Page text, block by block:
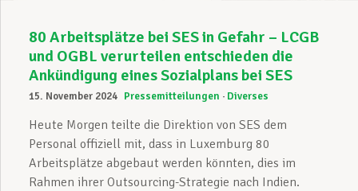
80 Arbeitsplätze bei SES in Gefahr – LCGB
und OGBL verurteilen entschieden die
Ankündigung eines Sozialplans bei SES
15. November 2024 Pressemitteilungen Diverses
Heute Morgen teilte die Direktion von SES dem
Personal offiziell mit, dass in Luxemburg 80
Arbeitsplätze abgebaut werden könnten, dies im
Rahmen ihrer Outsourcing-Strategie nach Indien.